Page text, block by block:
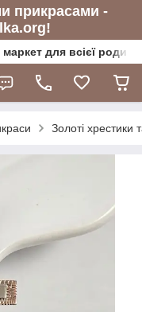
прикрасами -
для всієї
Золоті хрестики